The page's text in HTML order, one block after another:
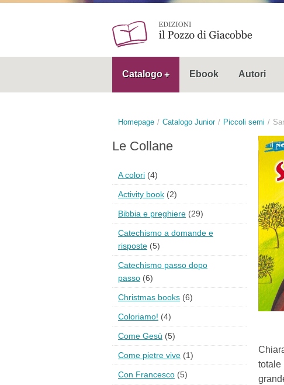
Catalogo Ebook Autori
Homepage Catalogo Junior Piccoli semi
totale
Le Collane
A colori (4)
Activity book (2)
Bibbia e preghiere (29)
Catechismo a domande e
risposte (5)
Catechismo passo dopo
passo (6)
Christmas books (6)
Coloriamo! (4)
Come Gesù (5)
Come pietre vive (1)
Con Francesco (5)